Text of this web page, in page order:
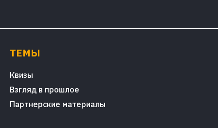
ТЕМЫ
Квизы
Взгляд в прошлое
Партнерские материалы